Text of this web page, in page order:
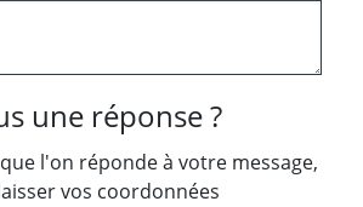
une réponse ?
l'on réponde à votre message,
vos coordonnées